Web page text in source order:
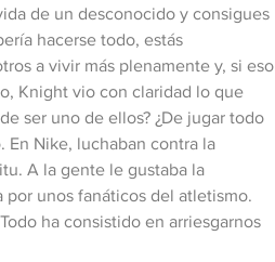
de un desconocido y consigues
hacerse todo, estás
a vivir más plenamente y, si eso
Knight vio con claridad lo que
ser uno de ellos? ¿De jugar todo
Nike, luchaban contra la
A la gente le gustaba la
unos fanáticos del atletismo.
ha consistido en arriesgarnos